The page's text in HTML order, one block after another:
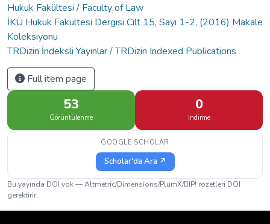
Hukuk Fakültesi / Faculty of Law
İKÜ Hukuk Fakültesi Dergisi Cilt 15, Sayı 1-2, (2016) Makale
Koleksiyonu
TRDizin İndeksli Yayınlar / TRDizin Indexed Publications
Full item page
53
Görüntülenme
0
İndirme
GOOGLE SCHOLAR
Scholar'da Ara ↗
Bu yayında DOI yok — Altmetric/Dimensions/PlumX/BIP! rozetleri DOI
gerektirir.